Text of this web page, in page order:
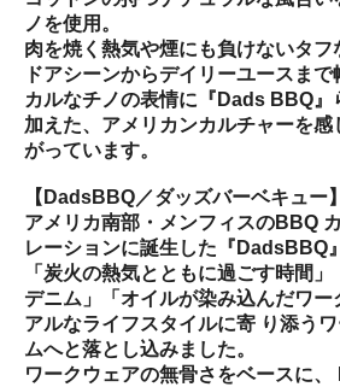
ノを使用。
肉を焼く熱気や煙にも負けないタフ
ドアシーンからデイリーユースま
カルなチノの表情に『Dads BBQ』
加えた、アメリカンカルチャーを感
がっています。
【DadsBBQ／ダッズバーベキュー】
アメリカ南部・メンフィスのBBQ
レーションに誕生した『DadsBBQ』
「炭火の熱気とともに過ごす時間
デニム」「オイルが染み込んだワー
アルなライフスタイルに寄 り添う
ムへと落とし込みました。
ワークウェアの無骨さをベースに